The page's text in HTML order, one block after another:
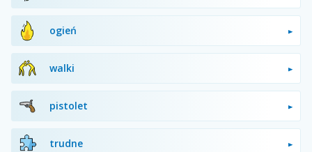
ogień
walki
pistolet
trudne